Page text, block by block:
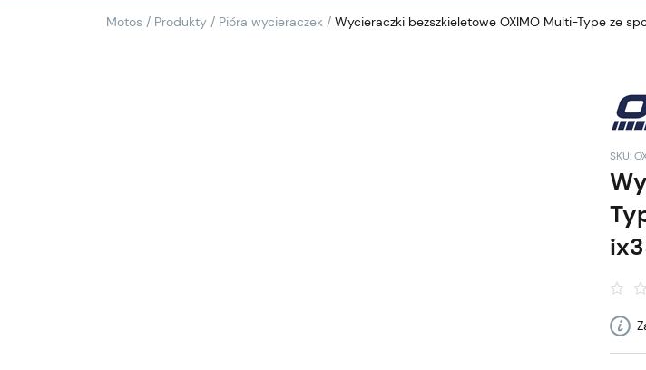
Motos / Produkty / Pióra wycieraczek / Wycieraczki bezszkieletowe OXIMO Multi-Type ze
SKU: